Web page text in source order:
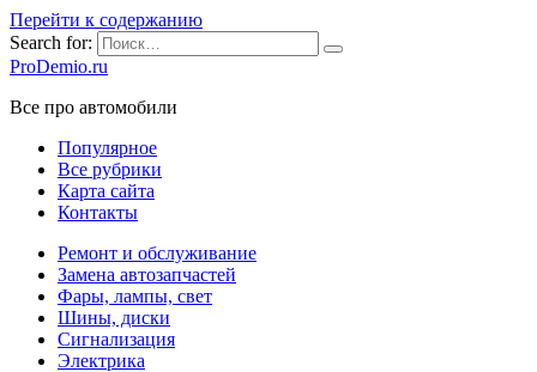
Перейти к содержанию
Search for:
ProDemio.ru
Все про автомобили
Популярное
Все рубрики
Карта сайта
Контакты
Ремонт и обслуживание
Замена автозапчастей
Фары, лампы, свет
Шины, диски
Сигнализация
Электрика